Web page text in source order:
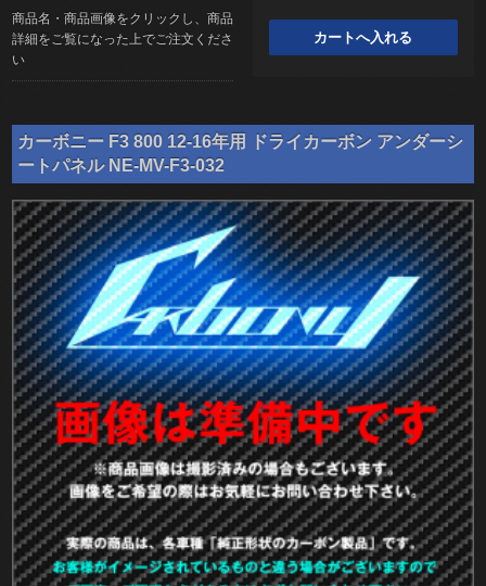
商品名・商品画像をクリックし、商品
詳細をご覧になった上でご注文くださ
い
カーボニー F3 800 12-16年用 ドライカーボン アンダーシ
ートパネル NE-MV-F3-032